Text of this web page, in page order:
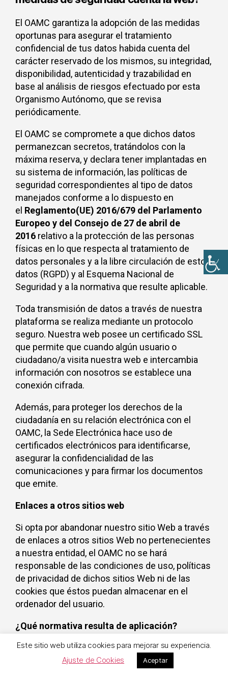
El OAMC garantiza la adopción de las medidas
oportunas para asegurar el tratamiento
confidencial de tus datos habida cuenta del
carácter reservado de los mismos, su integridad,
disponibilidad, autenticidad y trazabilidad en
base al análisis de riesgos efectuado por esta
Organismo Autónomo, que se revisa
periódicamente.
El OAMC se compromete a que dichos datos
permanezcan secretos, tratándolos con la
máxima reserva, y declara tener implantadas en
su sistema de información, las políticas de
seguridad correspondientes al tipo de datos
manejados conforme a lo dispuesto en
el Reglamento(UE) 2016/679 del Parlamento
Europeo y del Consejo de 27 de abril de
2016 relativo a la protección de las personas
físicas en lo que respecta al tratamiento de
datos personales y a la libre circulación de estos
datos (RGPD) y al Esquema Nacional de
Seguridad y a la normativa que resulte aplicable.
Toda transmisión de datos a través de nuestra
plataforma se realiza mediante un protocolo
seguro. Nuestra web posee un certificado SSL
que permite que cuando algún usuario o
ciudadano/a visita nuestra web e intercambia
información con nosotros se establece una
conexión cifrada.
Además, para proteger los derechos de la
ciudadanía en su relación electrónica con el
OAMC, la Sede Electrónica hace uso de
certificados electrónicos para identificarse,
asegurar la confidencialidad de las
comunicaciones y para firmar los documentos
que emite.
Enlaces a otros sitios web
Si opta por abandonar nuestro sitio Web a través
de enlaces a otros sitios Web no pertenecientes
a nuestra entidad, el OAMC no se hará
responsable de las condiciones de uso, políticas
de privacidad de dichos sitios Web ni de las
cookies que éstos puedan almacenar en el
ordenador del usuario.
¿Qué normativa resulta de aplicación?
Reglamento (UE) 2016/679 del Parlamento
Europeo y del Consejo de 27 de abril de
Este sitio web utiliza cookies para mejorar su experiencia.
Ajuste de Cookies
Aceptar